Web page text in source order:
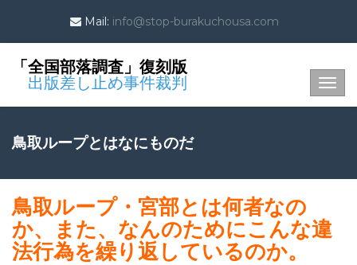
Mail: info@stop-burakuchousa.com
「全国部落調査」復刻版
出版差し止め事件裁判
鳥取ループとはなにものだ
鳥取ループ・宮部とは何者なの
か、また、なんのためにこんな違
法行為を繰り返しているのか。